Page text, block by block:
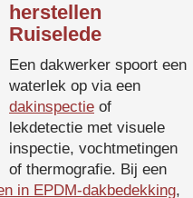
herstellen
Ruiselede
Een dakwerker spoort een
waterlek op via een
dakinspectie of
lekdetectie met visuele
inspectie, vochtmetingen
of thermografie. Bij een
in EPDM-dakbedekking,